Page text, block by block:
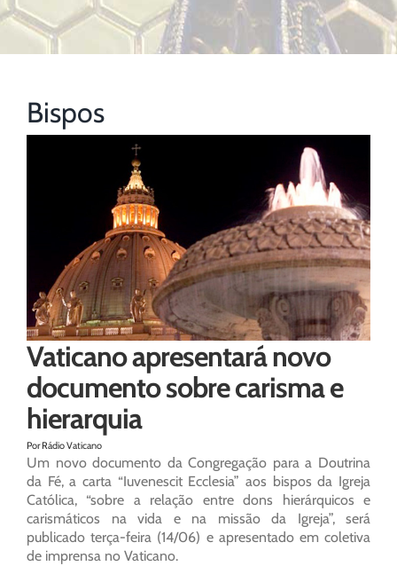
Bispos
Vaticano apresentará novo
documento sobre carisma e
hierarquia
Por Rádio Vaticano
Um novo documento da Congregação para a Doutrina
da Fé, a carta “Iuvenescit Ecclesia” aos bispos da Igreja
Católica, “sobre a relação entre dons hierárquicos e
carismáticos na vida e na missão da Igreja”, será
publicado terça-feira (14/06) e apresentado em coletiva
de imprensa no Vaticano.